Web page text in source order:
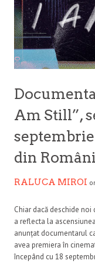
Am Still”,
din
RALUCA MIROI
Chiar dacă deschide noi
a reflecta la
anunțat documentarul
avea premiera în
începând cu 18